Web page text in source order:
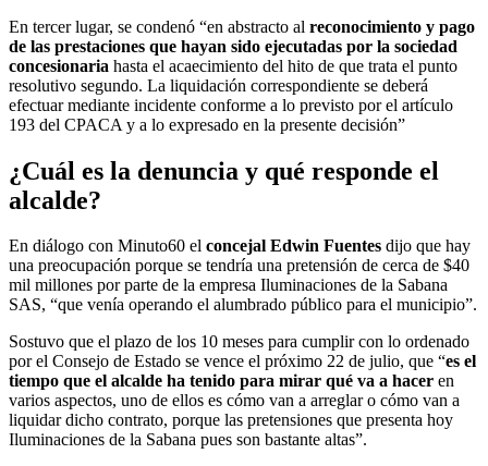
En tercer lugar, se condenó “en abstracto al reconocimiento y pago
de las prestaciones que hayan sido ejecutadas por la sociedad
concesionaria hasta el acaecimiento del hito de que trata el punto
resolutivo segundo. La liquidación correspondiente se deberá
efectuar mediante incidente conforme a lo previsto por el artículo
193 del CPACA y a lo expresado en la presente decisión”
¿Cuál es la denuncia y qué responde el
alcalde?
En diálogo con Minuto60 el concejal Edwin Fuentes dijo que hay
una preocupación porque se tendría una pretensión de cerca de $40
mil millones por parte de la empresa Iluminaciones de la Sabana
SAS, “que venía operando el alumbrado público para el municipio”.
Sostuvo que el plazo de los 10 meses para cumplir con lo ordenado
por el Consejo de Estado se vence el próximo 22 de julio, que “es el
tiempo que el alcalde ha tenido para mirar qué va a hacer en
varios aspectos, uno de ellos es cómo van a arreglar o cómo van a
liquidar dicho contrato, porque las pretensiones que presenta hoy
Iluminaciones de la Sabana pues son bastante altas”.